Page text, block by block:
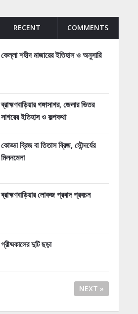
RECENT COMMENTS
কেল্লা শহীদ মাজারের ইতিহাস ও অনুসারি
ব্রাহ্মণবাড়িয়ার গঙ্গাসাগর, জেলার ভিতর
সাগরের ইতিহাস ও কল্পকথা
কোড্ডা ব্রিজ বা তিতাস ব্রিজ, সৌন্দর্যের
মিলনমেলা
ব্রাহ্মণবাড়িয়ার লোকজ প্রবাদ প্রবচন
গ্রীষ্মকালের দুটি ছড়া
NEXT »